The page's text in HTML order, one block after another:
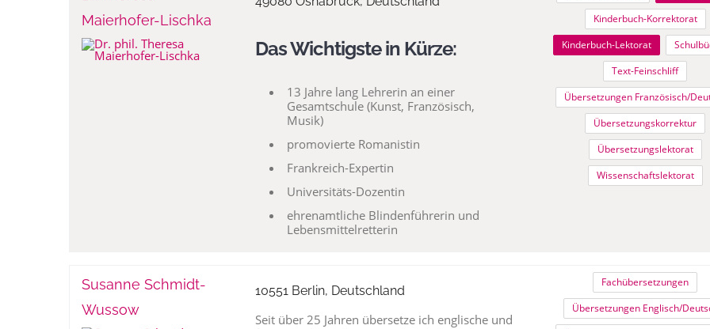
Maierhofer-Lischka
Das Wichtigste in Kürze:
13 Jahre lang Lehrerin an einer
Gesamtschule (Kunst, Französisch,
Musik)
promovierte Romanistin
Frankreich-Expertin
Universitäts-Dozentin
ehrenamtliche Blindenführerin und
Lebensmittelretterin
Kinderbuch-Korrektorat
Kinderbuch-Lektorat
Text-Feinschliff
Übersetzungen Französisch/
Übersetzungskorrektur
Übersetzungslektorat
Wissenschaftslektorat
Susanne Schmidt-
Wussow
10551 Berlin, Deutschland
Seit über 25 Jahren übersetze ich englische und
Fachübersetzungen
Übersetzungen Englisch/